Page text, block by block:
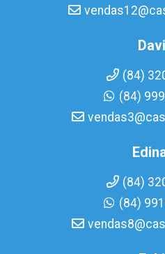
(84)
(84)
(84)
(84)